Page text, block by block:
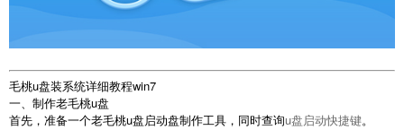
毛桃u盘装系统详细教程win7
一、制作老毛桃u盘
首先，准备一个老毛桃u盘启动盘制作工具，同时查询u盘启动快捷键。